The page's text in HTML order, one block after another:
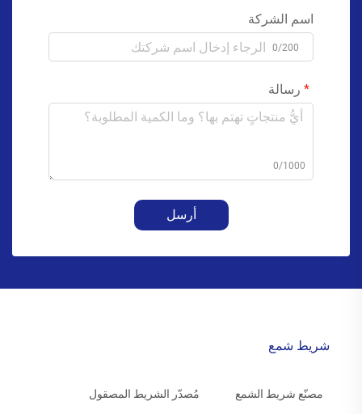
اسم الشركة
0/200
رسالة
0/1000
أرسل
شريط شمع
مصنّع شريط الشمع مُصدّر الشريط المصقول